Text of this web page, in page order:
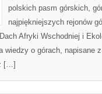
polskich pasm górskich,
najpiękniejszych rejonów
Afryki Wschodniej i
wiedzy o górach, napisane
[…]